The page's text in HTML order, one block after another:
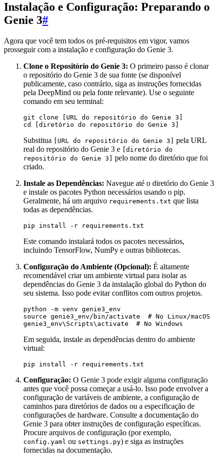
Instalação e Configuração: Preparando o
Genie 3#
Agora que você tem todos os pré-requisitos em vigor, vamos
prosseguir com a instalação e configuração do Genie 3.
Clone o Repositório do Genie 3: O primeiro passo é clonar
o repositório do Genie 3 de sua fonte (se disponível
publicamente, caso contrário, siga as instruções fornecidas
pela DeepMind ou pela fonte relevante). Use o seguinte
comando em seu terminal:
git clone [URL do repositório do Genie 3]
Substitua [URL do repositório do Genie 3]
pela URL
real do repositório do Genie 3 e
[diretório do
repositório do Genie 3]
pelo nome do diretório que foi
criado.
Instale as Dependências: Navegue até o diretório do Genie 3
e instale os pacotes Python necessários usando o pip.
Geralmente, há um arquivo requirements.txt que lista
todas as dependências.
Este comando instalará todos os pacotes necessários,
incluindo TensorFlow, NumPy e outras bibliotecas.
Configuração do Ambiente (Opcional): É altamente
recomendável criar um ambiente virtual para isolar as
dependências do Genie 3 da instalação global do Python do
seu sistema. Isso pode evitar conflitos com outros projetos.
python -m venv genie3_env
source genie3_env/bin/activate  # No Linux/macOS
Em seguida, instale as dependências dentro do ambiente
virtual:
Configuração: O Genie 3 pode exigir alguma configuração
antes que você possa começar a usá-lo. Isso pode envolver a
configuração de variáveis de ambiente, a configuração de
caminhos para diretórios de dados ou a especificação de
configurações de hardware. Consulte a documentação do
Genie 3 para obter instruções de configuração específicas.
Procure arquivos de configuração (por exemplo,
config.yaml ou settings.py) e siga as instruções
fornecidas na documentação.